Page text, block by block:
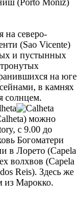
северо-
(Sao Vicente)
и пустынных
на юге
в камнях
солнцем.
можно
с 9.00 до
Богоматери
в Лорето (Capela
волхвов (Capela
Reis). Здесь же
из Марокко.